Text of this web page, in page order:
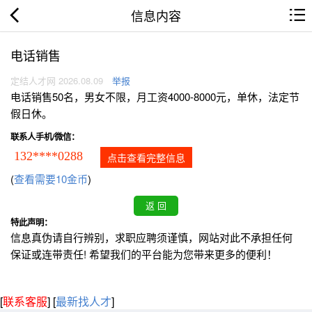
信息内容
电话销售
定结人才网 2026.08.09 举报
电话销售50名，男女不限，月工资4000-8000元，单休，法定节
假日休。
联系人手机/微信：
132****0288 点击查看完整信息
(查看需要10金币)
特此声明：
信息真伪请自行辨别，求职应聘须谨慎，网站对此不承担任何
保证或连带责任! 希望我们的平台能为您带来更多的便利！
[联系客服] [最新找人才]